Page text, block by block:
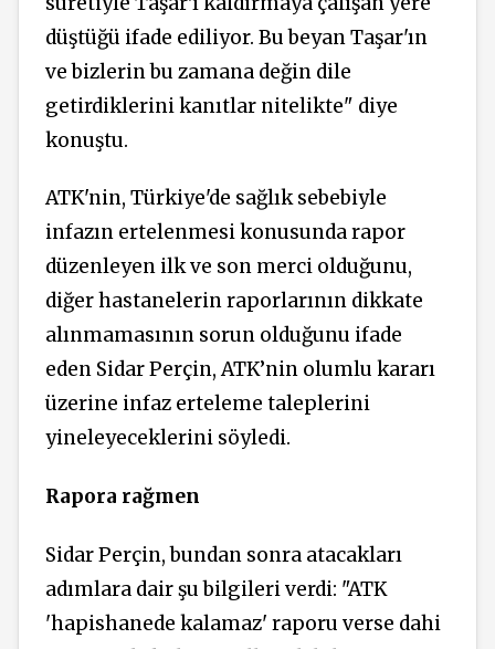
düştüğü ifade ediliyor. Bu beyan Taşar'ın
ve bizlerin bu zamana değin dile
getirdiklerini kanıtlar nitelikte" diye
konuştu.
ATK'nin, Türkiye'de sağlık sebebiyle
infazın ertelenmesi konusunda rapor
düzenleyen ilk ve son merci olduğunu,
diğer hastanelerin raporlarının dikkate
alınmamasının sorun olduğunu ifade
eden Sidar Perçin, ATK’nin olumlu kararı
üzerine infaz erteleme taleplerini
yineleyeceklerini söyledi.
Rapora rağmen
Sidar Perçin, bundan sonra atacakları
adımlara dair şu bilgileri verdi: "ATK
'hapishanede kalamaz' raporu verse dahi